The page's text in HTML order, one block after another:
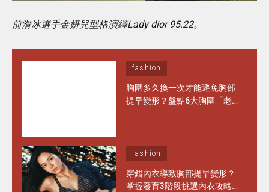
前滑冰選手金妍兒型格演繹Lady dior 95.22。
fashion
胸圍多久換一次才能避免胸部
提早變形？盤點6大胸圍「老
fashion
穿錯內衣導致胸部提早變形？
掌握發育3階段挑選內衣攻略